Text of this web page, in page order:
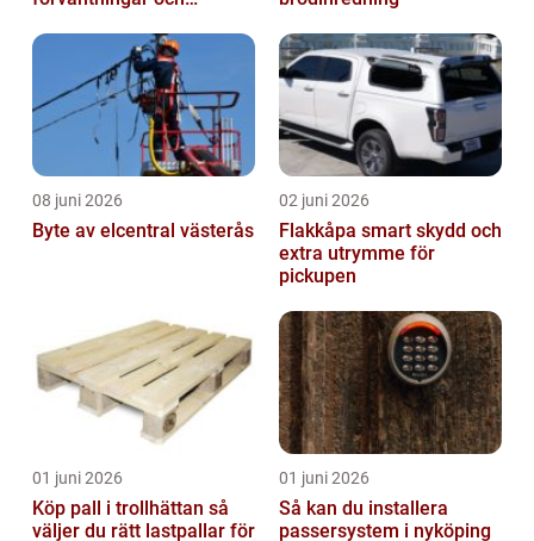
08 juni 2026
Byte av elcentral västerås
02 juni 2026
Flakkåpa smart skydd och
extra utrymme för
pickupen
01 juni 2026
Köp pall i trollhättan så
väljer du rätt lastpallar för
01 juni 2026
Så kan du installera
passersystem i nyköping